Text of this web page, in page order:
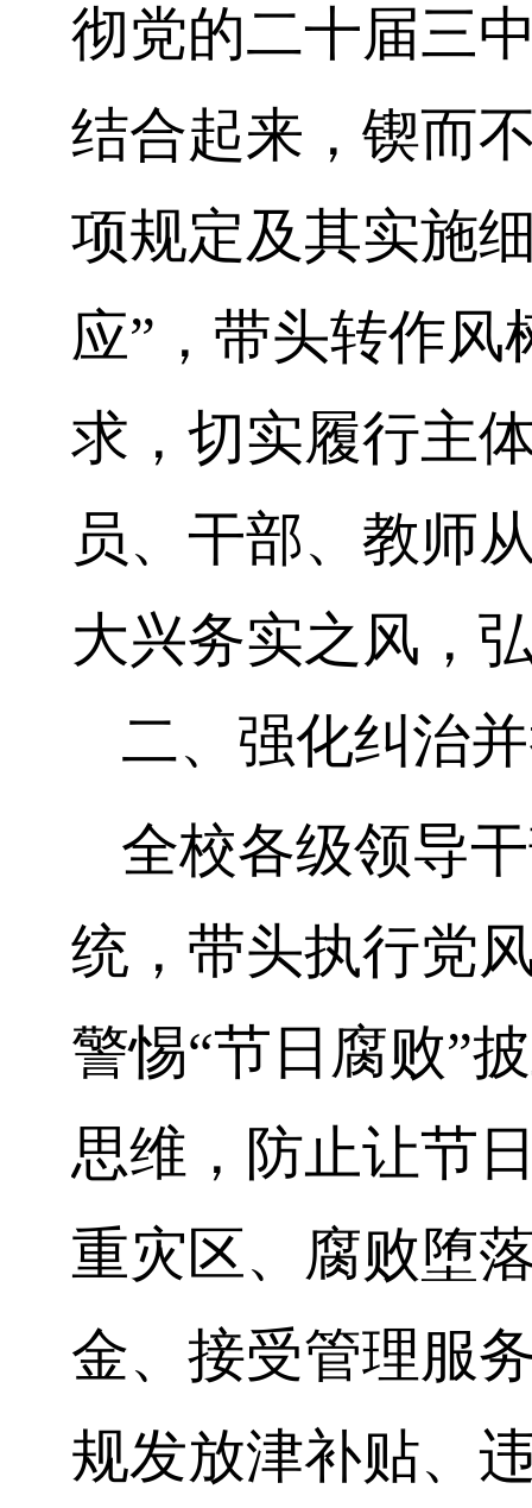
彻党的二十届三
结合起来，锲而
项规定及其实施
应”，带头转作
求 ， 切实履行主
员、干部、教师
大兴务实之风，
二、 强化纠治
全校各级领导
统，带头执行党
警惕“节日腐败”
思维，防止让节
重灾区、腐败堕
金、接受管理服
规发放津补贴、